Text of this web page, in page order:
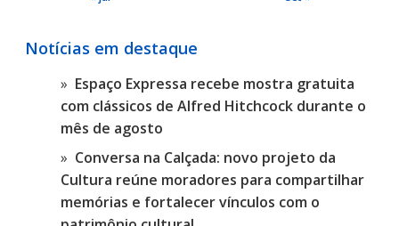
Notícias em destaque
Espaço Expressa recebe mostra gratuita
com clássicos de Alfred Hitchcock durante o
mês de agosto
Conversa na Calçada: novo projeto da
Cultura reúne moradores para compartilhar
memórias e fortalecer vínculos com o